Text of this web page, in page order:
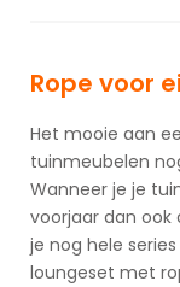
Rope voor
Het mooie aan
tuinmeubelen
Wanneer je je
voorjaar dan ook
je nog hele
loungeset met